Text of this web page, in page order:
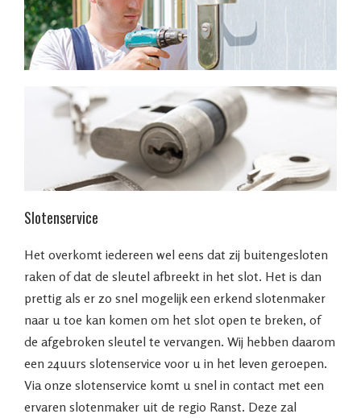
Slotenservice
Het overkomt iedereen wel eens dat zij buitengesloten
raken of dat de sleutel afbreekt in het slot. Het is dan
prettig als er zo snel mogelijk een erkend slotenmaker
naar u toe kan komen om het slot open te breken, of
de afgebroken sleutel te vervangen. Wij hebben daarom
een 24uurs slotenservice voor u in het leven geroepen.
Via onze slotenservice komt u snel in contact met een
ervaren slotenmaker uit de regio Ranst. Deze zal